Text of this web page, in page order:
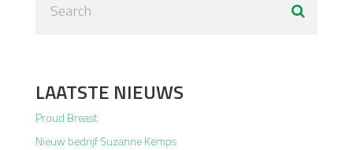
LAATSTE NIEUWS
Proud Breast
Nieuw bedrijf Suzanne Kemps